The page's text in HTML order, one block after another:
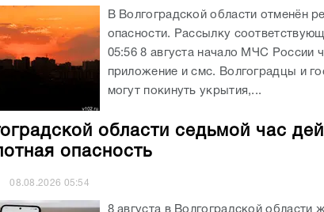
В Волгоградской области отменён
опасности. Рассылку
05:56 8 августа начало МЧС России
приложение и смс. Волгоградцы и
могут покинуть укрытия,...
области седьмой час
опасность
08.08.2026 05:54
8 августа в Волгоградской области